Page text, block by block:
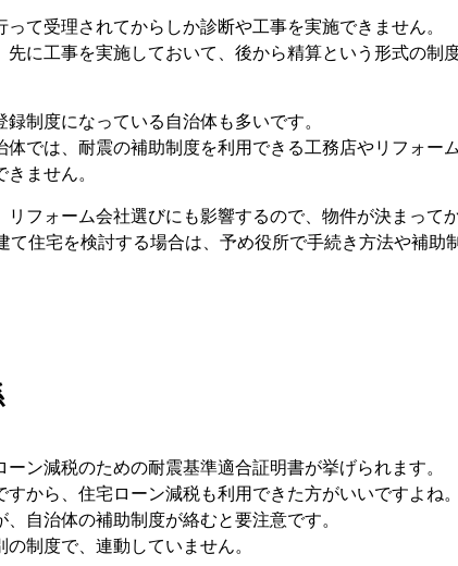
て受理されてからしか診断や工事を実施できません。
に工事を実施しておいて、後から精算という形式の制
制度になっている自治体も多いです。
では、耐震の補助制度を利用できる工務店やリフォーム
ません。
フォーム会社選びにも影響するので、物件が決まって
て住宅を検討する場合は、予め役所で手続き方法や補助制
ン減税のための耐震基準適合証明書が挙げられます。
から、住宅ローン減税も利用できた方がいいですよね。
自治体の補助制度が絡むと要注意です。
制度で、連動していません。